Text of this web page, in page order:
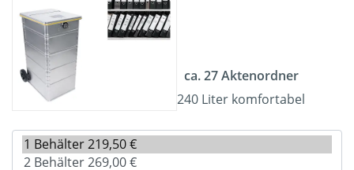
ca. 27 Aktenordner
240 Liter komfortabel